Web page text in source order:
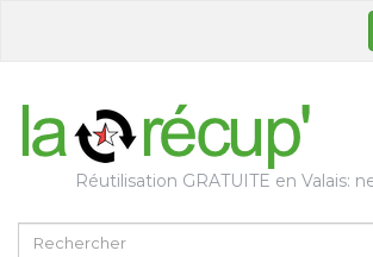
Réutilisation GRATUITE en Valais: